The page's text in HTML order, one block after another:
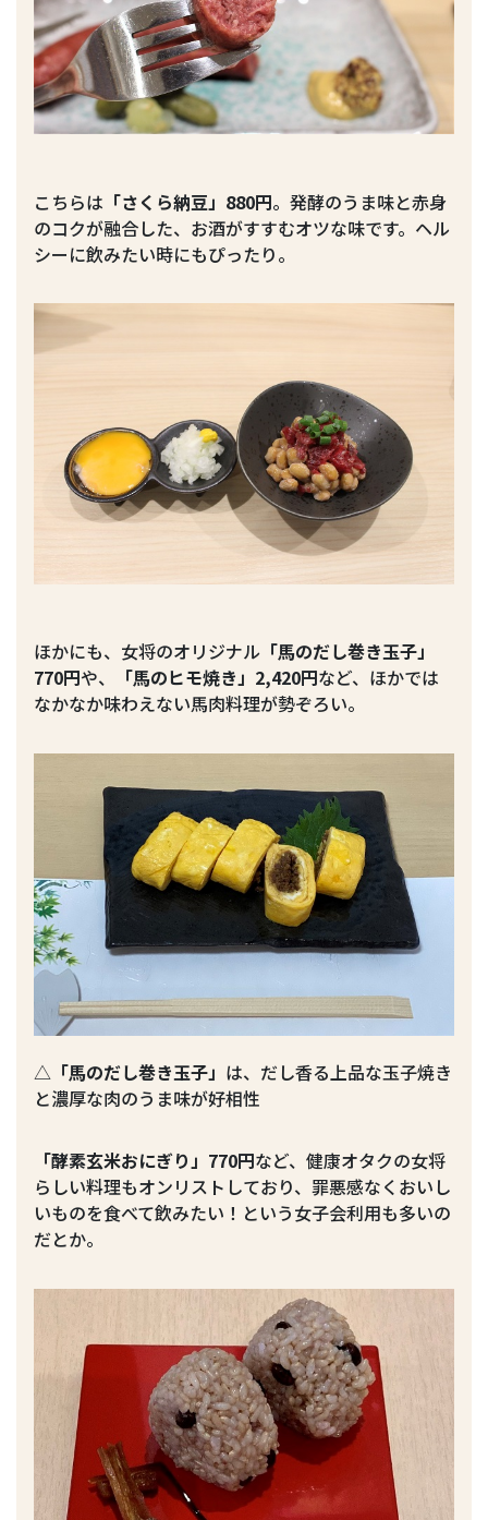
こちらは 「さくら納豆」880円。発酵のうま味と赤身
のコクが融合した、お酒がすすむオツな味です。ヘル
シーに飲みたい時にもぴったり。
ほかにも、女将のオリジナル 「馬のだし巻き玉子」
770円や、 「馬のヒモ焼き」2,420円など、ほかでは
なかなか味わえない馬肉料理が勢ぞろい。
△ 「馬のだし巻き玉子」 は、だし香る上品な玉子焼き
と濃厚な肉のうま味が好相性
「酵素玄米おにぎり」770円など、健康オタクの女将
らしい料理もオンリストしており、罪悪感なくおいし
いものを食べて飲みたい！という女子会利用も多いの
だとか。